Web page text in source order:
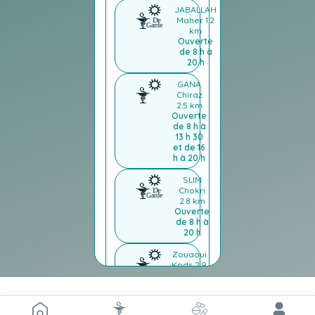
JABALLAH
Maher1.2
km
Ouverte
de 8 h à
20 h
GANA
Chiraz
2.5 km
Ouverte
de 8 h à
13 h 30
et de 16
h à 20 h
SLIM
Chokri
2.8 km
Ouverte
de 8 h à
20 h
Zouaoui
Kods2.9
km
de 8 h à
13 h 30